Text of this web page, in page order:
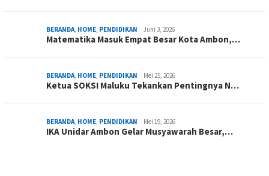
BERANDA, HOME, PENDIDIKAN Juni 3, 2026
Matematika Masuk Empat Besar Kota Ambon,…
BERANDA, HOME, PENDIDIKAN Mei 25, 2026
Ketua SOKSI Maluku Tekankan Pentingnya N…
BERANDA, HOME, PENDIDIKAN Mei 19, 2026
IKA Unidar Ambon Gelar Musyawarah Besar,…